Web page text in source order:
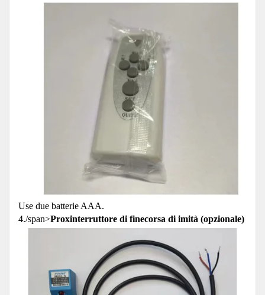
Use due batterie AAA.
4./span>Proxinterruttore di finecorsa di imità (opzionale)